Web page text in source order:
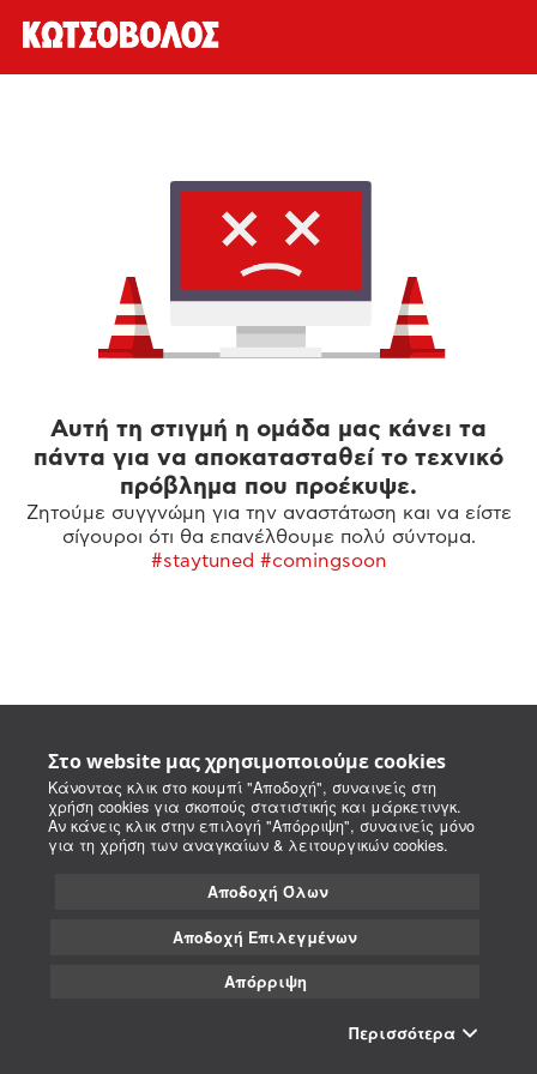
Στο website μας χρησιμοποιούμε cookies
Κάνοντας κλικ στο κουμπί "Αποδοχή", συναινείς στη
χρήση cookies για σκοπούς στατιστικής και μάρκετινγκ.
Αν κάνεις κλικ στην επιλογή "Απόρριψη", συναινείς μόνο
για τη χρήση των αναγκαίων & λειτουργικών cookies.
Αποδοχή Όλων
Αποδοχή Επιλεγμένων
Απόρριψη
Περισσότερα
Αυτή τη στιγμή η ομάδα μας κάνει τα
πάντα για να αποκατασταθεί το τεχνικό
πρόβλημα που προέκυψε.
Ζητούμε συγγνώμη για την αναστάτωση και να είστε
σίγουροι ότι θα επανέλθουμε πολύ σύντομα.
#staytuned #comingsoon